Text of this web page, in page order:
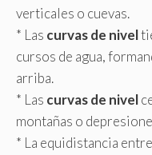
verticales o cuevas.
* Las curvas de nivel
cursos de agua,
arriba.
* Las curvas de nivel
montañas o
* La equidistancia